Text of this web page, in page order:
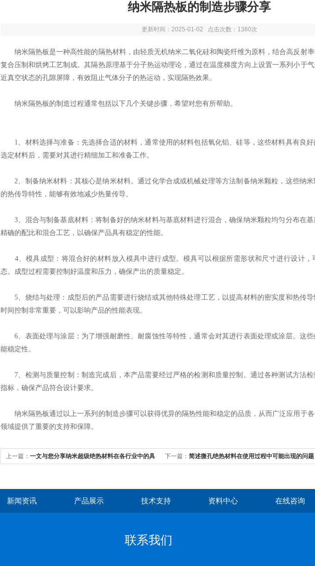
纳米隔热板的制造步骤分享
更新时间：2025-01-02 点击次数：1360次
纳米隔热板是一种高性能的隔热材料，由轻质无机纳米二氧化硅和陶瓷纤维为原料，结合高反射率
复合压制和烘烤工艺制成。其隔热原理基于分子热运动理论，通过在温度梯度方向上设置一系列小于
近真空状态的孔隙屏障，有效阻止气体分子的热运动，实现隔热效果。
纳米隔热板 的制造过程通常包括以下几个关键步骤，希望对您有所帮助。
1、材料选择与准备：先选择合适的材料，通常使用的材料包括氧化铝、硅等，这些材料具有良好
选定材料后，需要对其进行精细加工和准备工作。
2、制备纳米材料：其核心是纳米材料。通过化学合成或机械处理等方法制备纳米颗粒，这些纳米
的热传导特性，能够有效地减少热量传导。
3、混合与制备基底材料：将制备好的纳米材料与基底材料进行混合，确保纳米颗粒均匀分布在基
精确的配比和混合工艺，以确保产品具有稳定的性能。
4、模具成型：将混合好的材料放入模具中进行成型。模具可以根据所需形状和尺寸进行设计，
态。成型过程需要控制好温度和压力，确保产出的质量稳定。
5、烧结与处理：成型后的产品需要进行烧结或其他特殊处理工艺，以提高材料的密实度和热传导
时间控制非常重要，可以影响产品的性能表现。
6、表面处理与涂层：为了增强耐磨性、耐腐蚀性等特性，通常会对其进行表面处理或涂层。这些
能稳定性。
7、检测与质量控制：制造完成后，本产品需要经过严格的检测和质量控制。通过各种测试方法检
指标，确保产品符合设计要求。
纳米隔热板通过以上一系列的制造步骤可以获得优异的隔热性能和稳定的品质，从而广泛应用于各
领域提供了重要的支持和保障。
上一篇： 一文与您分享纳米超级绝热材料在各行业中的具 下一篇： 简述微孔绝热材料在使用过程中可能出现的问题
新闻资讯 产品展示 技术支持 资料中心 在线咨询
联系我们